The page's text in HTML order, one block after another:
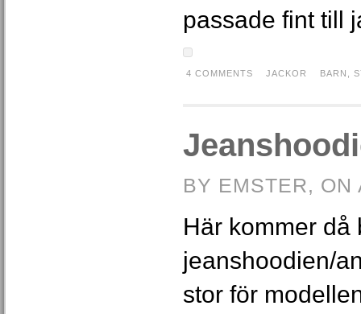
passade fint till
4 COMMENTS JACKOR BARN
BY EMSTER, ON
Här kommer då
jeanshoodien/
stor för